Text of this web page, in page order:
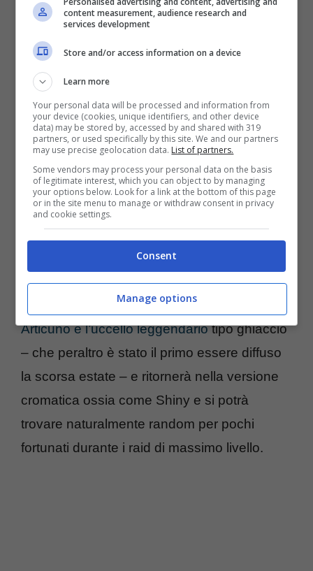
proprio dell’Articuno Day.
Cosa succederà durante
l’Articuno Day
Articuno è l’uccello leggendariotipo ghiaccio
– che peraltro è stato il primo essere diffuso
la scorsa estate – e ritornerà nella versione
cromatica ossia come Shiny e si potrà
trovare naturalmente random per pochi
fortunati durante i raid di massimo livello.
content measurement, audience research and
services development
Store and/or access information on a device
Learn more
Your personal data will be processed and information from
your device (cookies, unique identifiers, and other device
data) may be stored by, accessed by and shared with 319
partners, or used specifically by this site. We and our partners
may use precise geolocation data. List of partners.
Some vendors may process your personal data on the basis
of legitimate interest, which you can object to by managing
your options below. Look for a link at the bottom of this page
or in the site menu to manage or withdraw consent in privacy
and cookie settings.
Consent
Manage options